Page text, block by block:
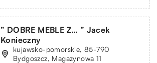
” DOBRE MEBLE Z… ” Jacek
Konieczny
kujawsko-pomorskie, 85-790
Bydgoszcz, Magazynowa 11